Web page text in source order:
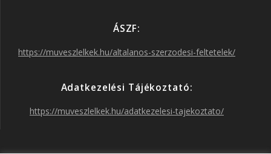
a
m
ÁSZF:
https://muveszlelkek.hu/altalanos-szerzodesi-feltetelek/
Adatkezelési Tájékoztató:
https://muveszlelkek.hu/adatkezelesi-tajekoztato/